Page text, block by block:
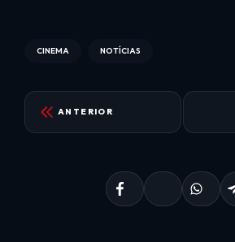
CINEMA NOTÍCIAS
ANTERIOR